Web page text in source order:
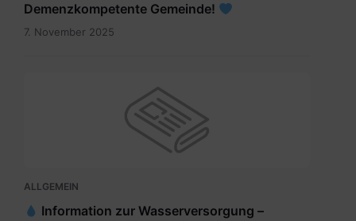
Demenzkompetente Gemeinde!
7. November 2025
ALLGEMEIN
Information zur Wasserversorgung –